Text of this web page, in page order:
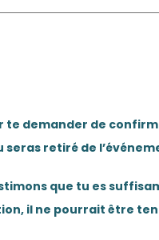
te demander de
seras retiré de
que tu es
il ne pourrait être